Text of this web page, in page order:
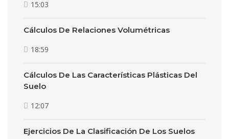
15:03
Cálculos De Relaciones Volumétricas
18:59
Cálculos De Las Características Plásticas Del
Suelo
12:07
Ejercicios De La Clasificación De Los Suelos